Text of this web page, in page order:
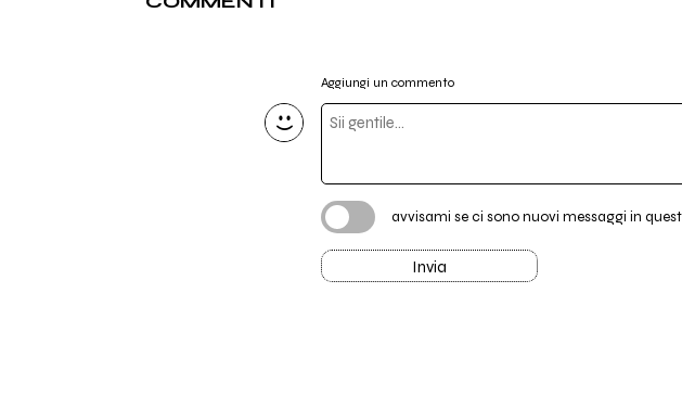
Aggiungi un commento
avvisami se ci sono nuovi messaggi in
Invia